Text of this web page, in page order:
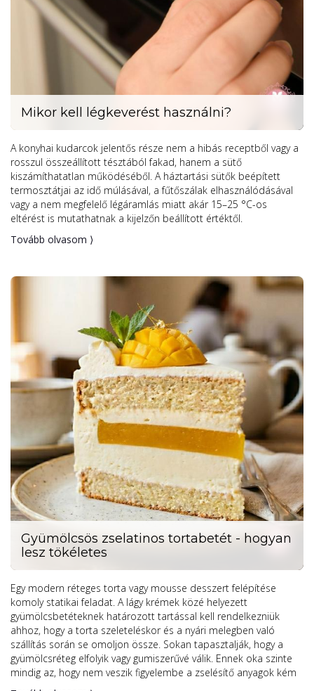
Mikor kell légkeverést használni?
A konyhai kudarcok jelentős része nem a hibás receptből vagy a
rosszul összeállított tésztából fakad, hanem a sütő
kiszámíthatatlan működéséből. A háztartási sütők beépített
termosztátjai az idő múlásával, a fűtőszálak elhasználódásával
vagy a nem megfelelő légáramlás miatt akár 15–25 °C-os
eltérést is mutathatnak a kijelzőn beállított értéktől.
Tovább olvasom ⟩
Gyümölcsös zselatinos tortabetét - hogyan
lesz tökéletes
Egy modern réteges torta vagy mousse desszert felépítése
komoly statikai feladat. A lágy krémek közé helyezett
gyümölcsbetéteknek határozott tartással kell rendelkezniük
ahhoz, hogy a torta szeleteléskor és a nyári melegben való
szállítás során se omoljon össze. Sokan tapasztalják, hogy a
gyümölcsréteg elfolyik vagy gumiszerűvé válik. Ennek oka szinte
mindig az, hogy nem veszik figyelembe a zselésítő anyagok kém